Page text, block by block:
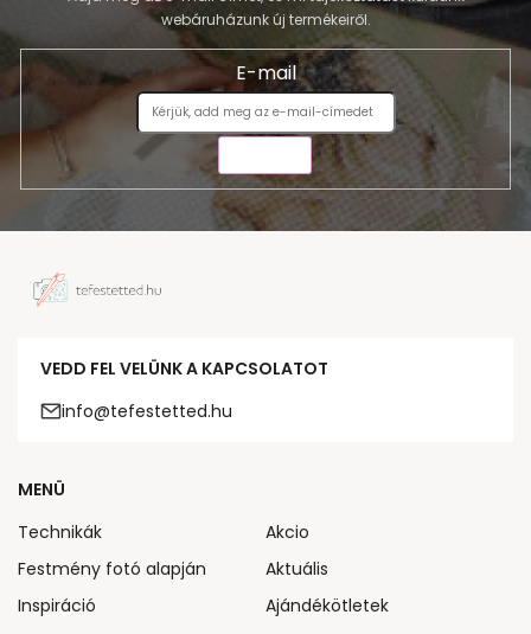
webáruházunk új termékeiről.
E-mail
VEDD FEL VELÜNK A KAPCSOLATOT
info@tefestetted.hu
MENÜ
Technikák
Festmény fotó alapján
Inspiráció
Akcio
Aktuális
Ajándékötletek